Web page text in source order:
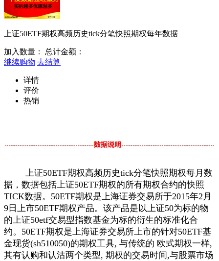
上证50ETF期权高频历史tick分笔快照期权每年数据
加入数量： 总计金额：
继续购物 去结算
详情
评价
热销
上证50ETF期权高频历史tick分笔快照期权每月数
据，数据包括上证50ETF期权的所有期权合约的快照
TICK数据。50ETF期权是上海证券交易所于2015年2月
9日上市50ETF期权产品。该产品是以上证50为标的物
的上证50etf交易型指数基金为标的衍生的标准化合
约。50ETF期权是上海证券交易所上市的针对50ETF基
金现货(sh510050)的期权工具, 与传统的 欧式期权一样,
其有认购和认沽两个类型, 期权的交易时间,与股票市场